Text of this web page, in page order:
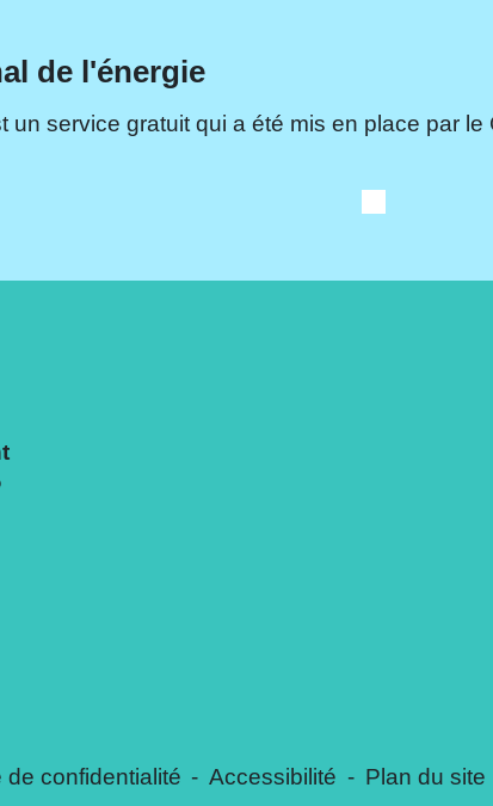
de l'énergie
un service gratuit qui a été mis en place par
de confidentialité - Accessibilité - Plan du site